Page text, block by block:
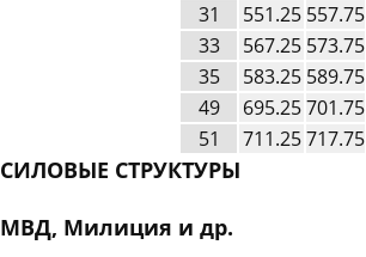
31
551.25 557.75
33
567.25 573.75
35
583.25 589.75
49
695.25 701.75
51
711.25 717.75
СИЛОВЫЕ СТРУКТУРЫ
МВД, Милиция и др.